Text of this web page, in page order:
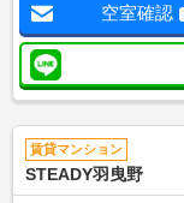
空室確認
賃貸マンション
STEADY羽曳野